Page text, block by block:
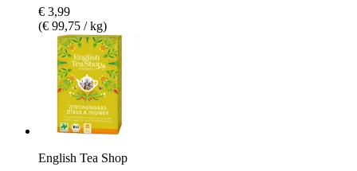
€ 3,99
(€ 99,75 / kg)
English Tea Shop